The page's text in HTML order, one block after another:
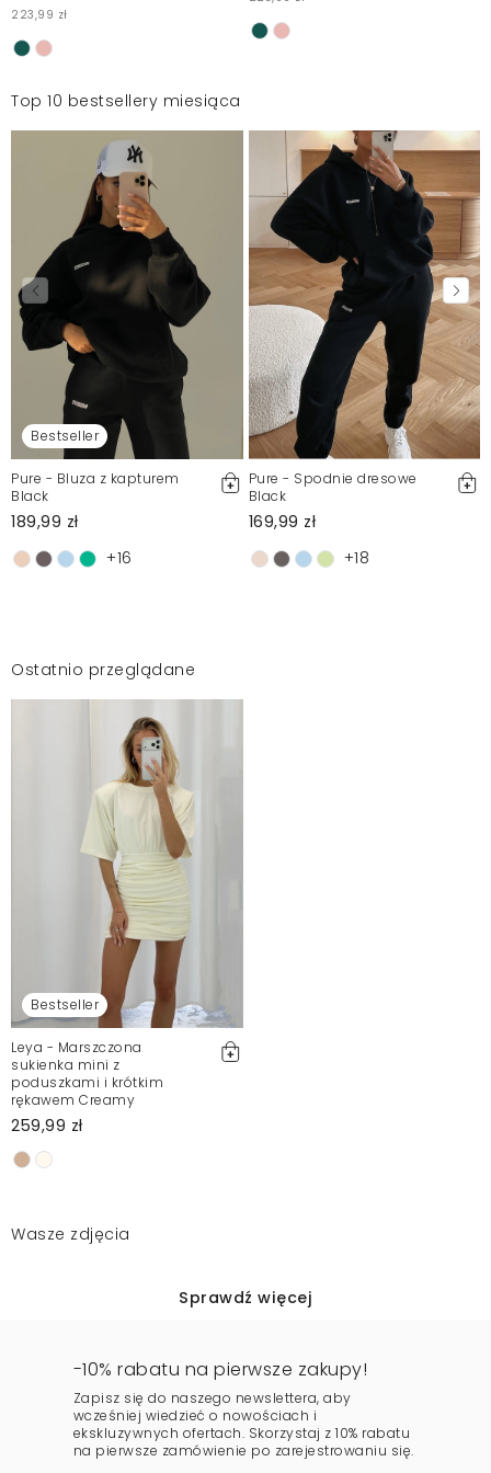
223,99 zł
Top 10 bestsellery miesiąca
Bestseller
Pure - Bluza z kapturem
Black
189,99 zł
+16
Pure - Spodnie dresowe
Black
169,99 zł
+18
Ostatnio przeglądane
Bestseller
Leya - Marszczona
sukienka mini z
poduszkami i krótkim
rękawem Creamy
259,99 zł
Wasze zdjęcia
Sprawdź więcej
-10% rabatu na pierwsze zakupy!
Zapisz się do naszego newslettera, aby
wcześniej wiedzieć o nowościach i
ekskluzywnych ofertach. Skorzystaj z 10% rabatu
na pierwsze zamówienie po zarejestrowaniu się.